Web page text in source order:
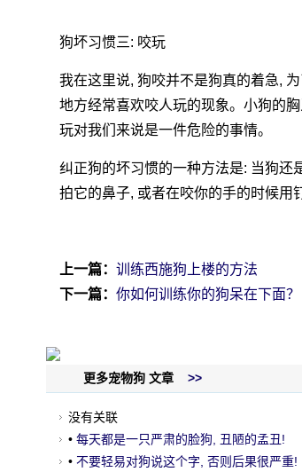
狗坏习惯三: 咬玩
我在这里说, 狗咬并不是狗真的着急,
地方经常喜欢咬人玩的现象。小狗的
玩对我们来说是一件危险的事情。
纠正狗的坏习惯的一种方法是: 当狗还
拍它的鼻子, 或者在咬你的手的时候用
上一篇： 训练西施狗上楼的方法
下一篇： 你如何训练你的狗呆在下面？
更多宠物狗 文章 >>
没有关联
• 每天都是一只严肃的脸狗, 丑陋的孟丑!
• 不要轻易对狗说这个字, 否则后果很严重!